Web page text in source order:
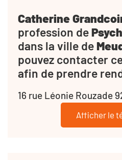
Catherine
profession de
dans la ville de
pouvez contacter
afin de prendre
16 rue Léonie Rouzade
Afficher le